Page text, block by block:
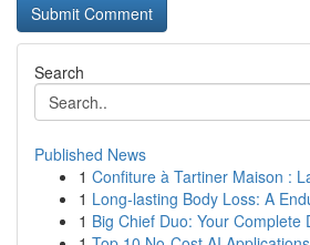
Search
Published News
1 Confiture à Tartiner Maison :
1 Long-lasting Body Loss: A
1 Big Chief Duo: Your Complete